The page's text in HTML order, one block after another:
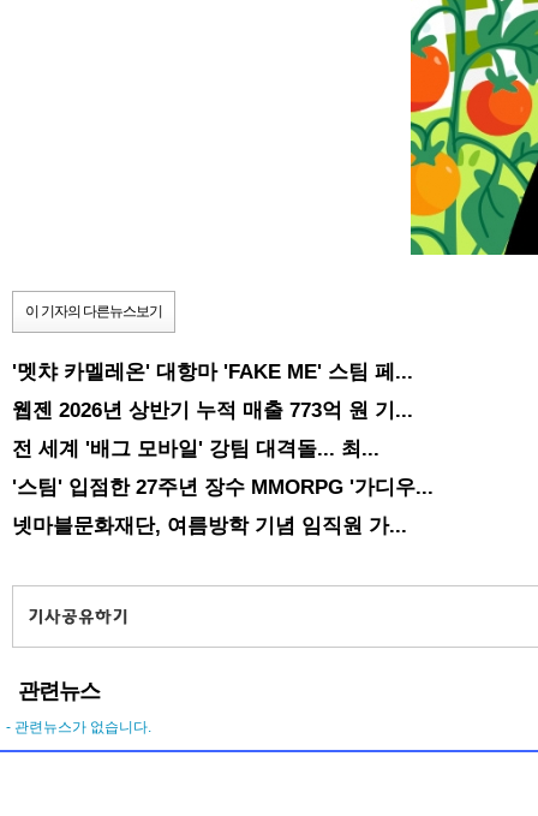
이 기자의 다른뉴스보기
'멧챠 카멜레온' 대항마 'FAKE ME' 스팀 페...
웹젠 2026년 상반기 누적 매출 773억 원 기...
전 세계 '배그 모바일' 강팀 대격돌... 최...
'스팀' 입점한 27주년 장수 MMORPG '가디우...
넷마블문화재단, 여름방학 기념 임직원 가...
관련뉴스
- 관련뉴스가 없습니다.